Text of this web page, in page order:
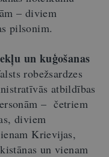
– diviem
pilsonim.
un kuģošanas
robežsardzes
atbildības
– četriem
diviem
Krievijas,
un vienam